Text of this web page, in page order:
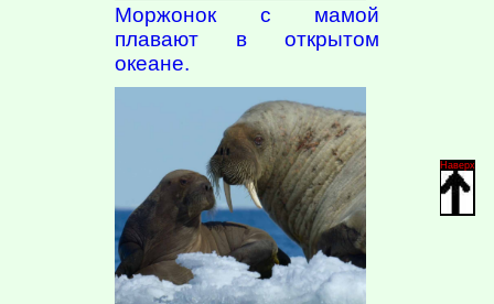
Моржонок с мамой
плавают в открытом
океане.
Наверх